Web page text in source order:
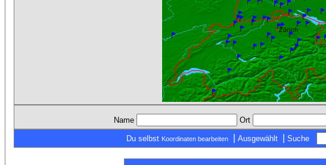
Name Ort
Du selbst Koordinaten bearbeiten Ausgewählt Suche